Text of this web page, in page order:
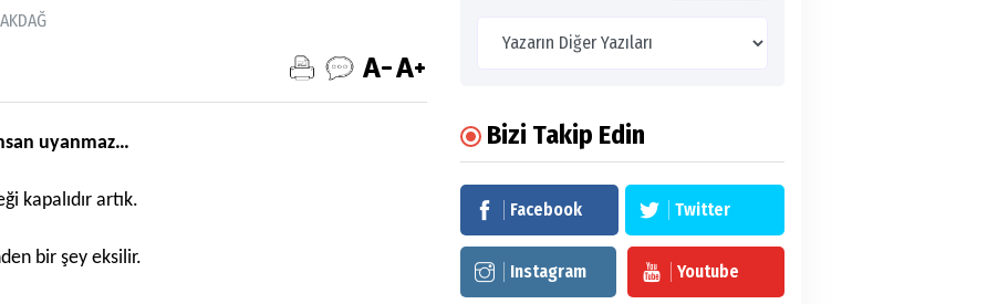
uyanmaz…
kapalıdır artık.
bir şey eksilir.
Bizi Takip Edin
Facebook Twitter
Instagram Youtube